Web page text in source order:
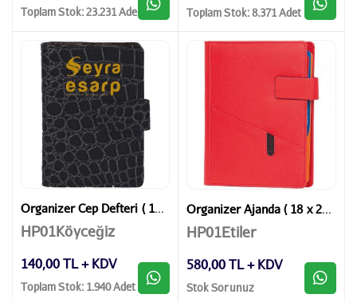
Toplam Stok: 23.231 Adet Toplam Stok: 8.371 Adet
Organizer Cep Defteri ( 10,5 x 14,5 cm )
HP01Köyceğiz
140,00 TL + KDV
Toplam Stok: 1.940 Adet
Organizer Ajanda ( 18 x 23 cm )
HP01Etiler
580,00 TL + KDV
Stok Sorunuz